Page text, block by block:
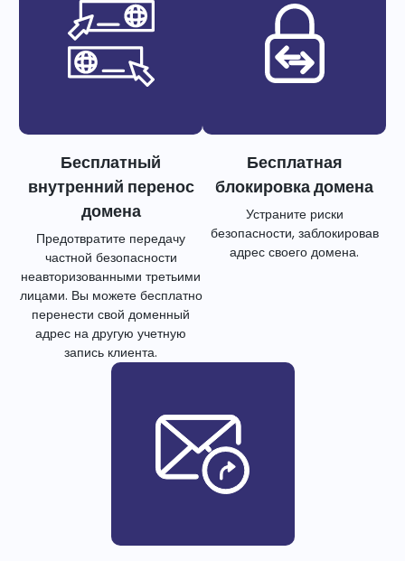
Бесплатный
внутренний перенос
домена
Предотвратите передачу
частной безопасности
неавторизованными третьими
лицами. Вы можете бесплатно
перенести свой доменный
адрес на другую учетную
запись клиента.
Бесплатная
блокировка домена
Устраните риски
безопасности, заблокировав
адрес своего домена.